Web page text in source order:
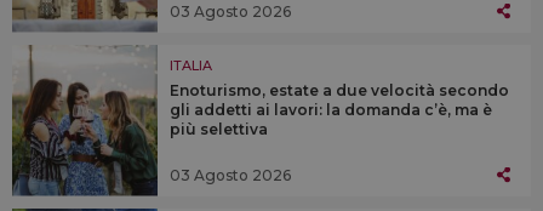
03 Agosto 2026
ITALIA
Enoturismo, estate a due velocità secondo
gli addetti ai lavori: la domanda c’è, ma è
più selettiva
03 Agosto 2026